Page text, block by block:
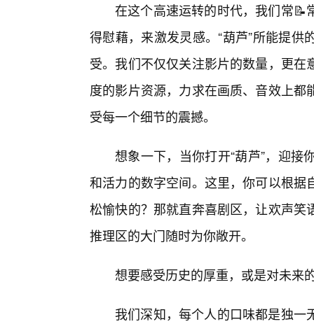
在这个高速运转的时代，我们常📝
得慰藉，来激发灵感。“葫芦”所能提
受。我们不仅仅关注影片的数量，更
度的影片资源，力求在画质、音效上
受每一个细节的震撼。
想象一下，当你打开“葫芦”，迎
和活力的数字空间。这里，你可以根
松愉快的？那就直奔喜剧区，让欢声
推理区的大门随时为你敞开。
想要感受历史的厚重，或是对未来
我们深知，每个人的口味都是独